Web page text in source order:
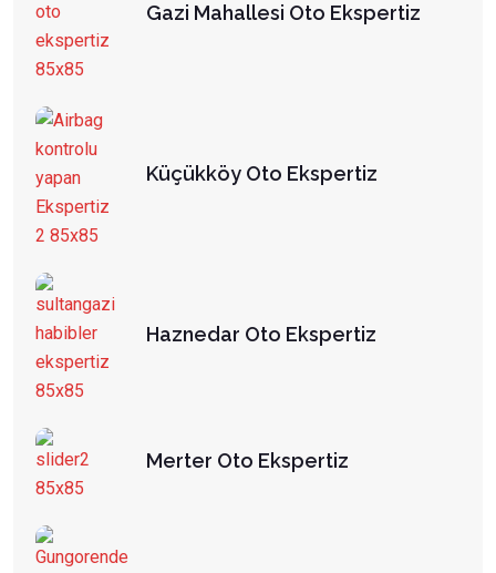
Gazi Mahallesi Oto Ekspertiz
Küçükköy Oto Ekspertiz
Haznedar Oto Ekspertiz
Merter Oto Ekspertiz